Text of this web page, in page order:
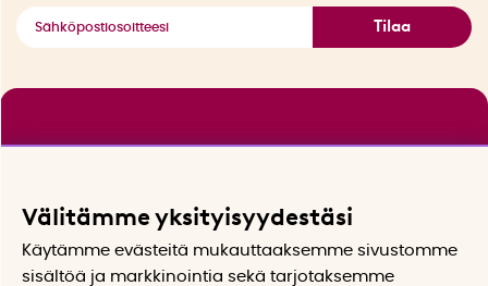
Tilaa
Välitämme yksityisyydestäsi
Käytämme evästeitä mukauttaaksemme sivustomme
sisältöä ja markkinointia sekä tarjotaksemme